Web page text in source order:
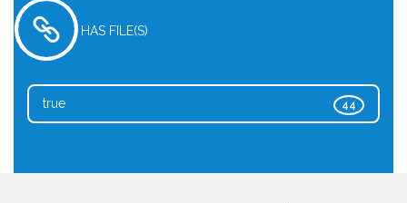
HAS FILE(S)
44
true